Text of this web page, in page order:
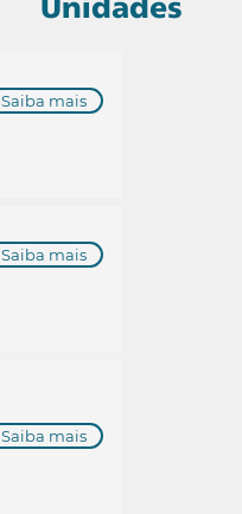
Unidades
Saiba mais
Saiba mais
Saiba mais